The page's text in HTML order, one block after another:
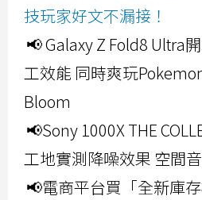
技玩家好文不漏接！
📢 Galaxy Z Fold8 Ultra
工效能 同時爽玩
Bloom
📢Sony 1000X THE
工地實測降噪效果 空間
📢電商平台買「全新庫